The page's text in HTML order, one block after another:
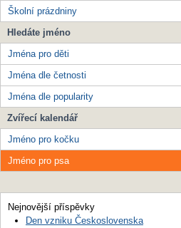
Školní prázdniny
Hledáte jméno
Jména pro děti
Jména dle četnosti
Jména dle popularity
Zvířecí kalendář
Jméno pro kočku
Jméno pro psa
Nejnovější příspěvky
Den vzniku Československa